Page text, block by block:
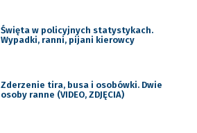
Święta w policyjnych statystykach.
Wypadki, ranni, pijani kierowcy
Zderzenie tira, busa i osobówki. Dwie
osoby ranne (VIDEO, ZDJĘCIA)